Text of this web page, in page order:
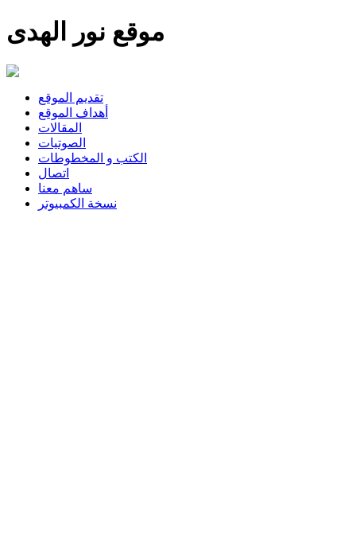
موقع نور الهدى
تقديم الموقع
أهداف الموقع
المقالات
الصوتيات
الكتب و المخطوطات
اتصال
ساهم معنا
نسخة الكمبيوتر